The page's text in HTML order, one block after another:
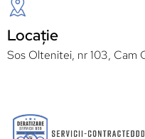
Locație
Sos Oltenitei, nr 103, Cam